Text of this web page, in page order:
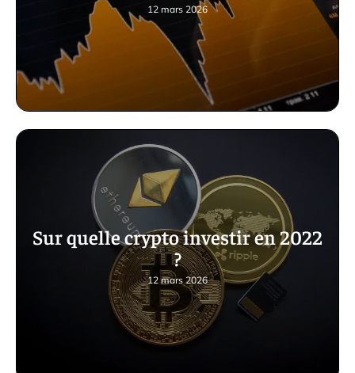
12 mars 2026
Sur quelle crypto investir en 2022
?
12 mars 2026